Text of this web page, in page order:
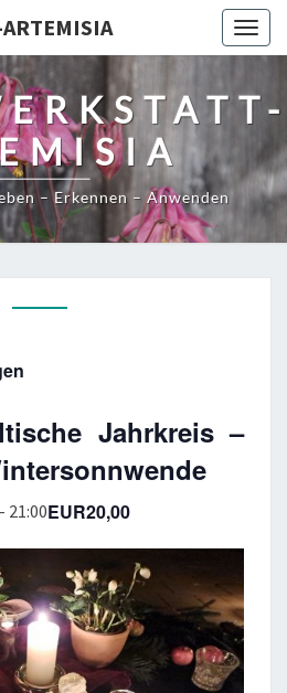
– Erkennen – Anwenden
Jahrkreis –
- 21:00EUR20,00